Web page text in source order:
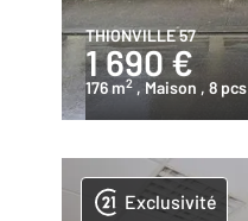
THIONVILLE 57
1 690 €
176 m2 , Maison , 8 pcs
Exclusivité